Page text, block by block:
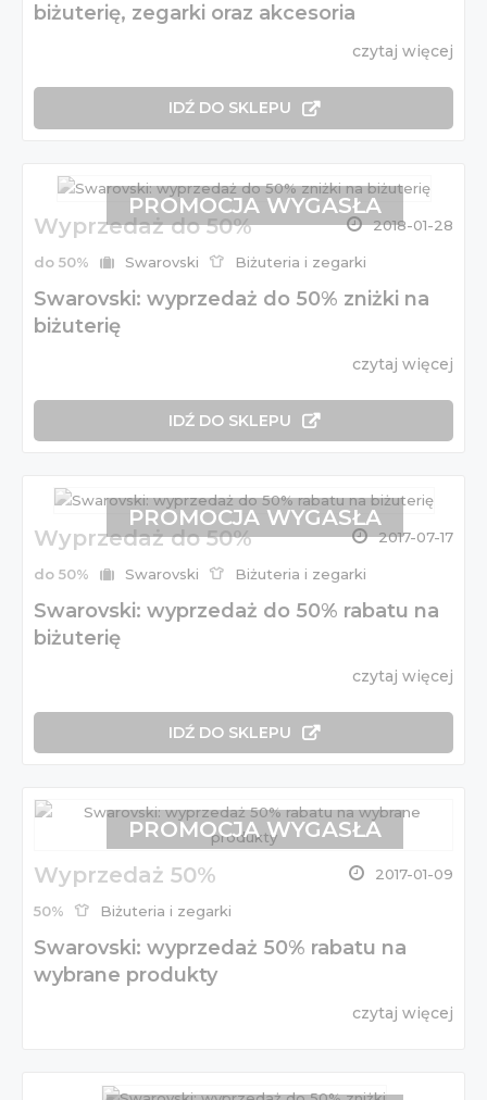
biżuterię, zegarki oraz akcesoria
czytaj więcej
IDŹ DO SKLEPU
Wyprzedaż do 50% 2018-01-28
do 50% Swarovski Biżuteria i zegarki
Swarovski: wyprzedaż do 50% zniżki na
biżuterię
czytaj więcej
IDŹ DO SKLEPU
PROMOCJA WYGASŁA
Wyprzedaż do 50% 2017-07-17
do 50% Swarovski Biżuteria i zegarki
Swarovski: wyprzedaż do 50% rabatu na
biżuterię
czytaj więcej
IDŹ DO SKLEPU
PROMOCJA WYGASŁA
Wyprzedaż 50% 2017-01-09
50% Biżuteria i zegarki
Swarovski: wyprzedaż 50% rabatu na
wybrane produkty
czytaj więcej
PROMOCJA WYGASŁA